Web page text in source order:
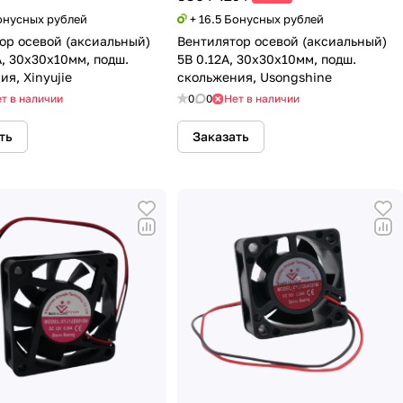
рублей
осевой (аксиальный)
30х30х10мм, подш.
Xinyujie
в наличии
+ 16.5 Бонусных рублей
Вентилятор осевой (аксиальный)
5В 0.12А, 30х30х10мм, подш.
скольжения, Usongshine
0 0 Нет в наличии
Заказать